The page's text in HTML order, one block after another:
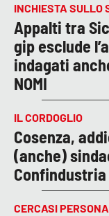
INCHIESTA SULLO
Appalti tra
gip esclude
indagati
NOMI
IL CORDOGLIO
Cosenza,
(anche)
Confindustria
CERCASI